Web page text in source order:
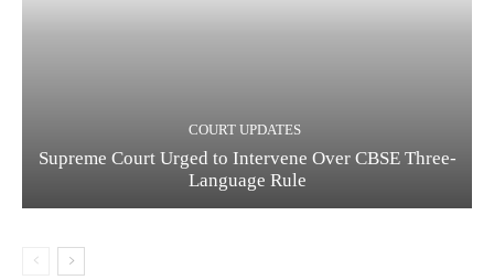
COURT UPDATES
Supreme Court Urged to Intervene Over CBSE Three-
Language Rule